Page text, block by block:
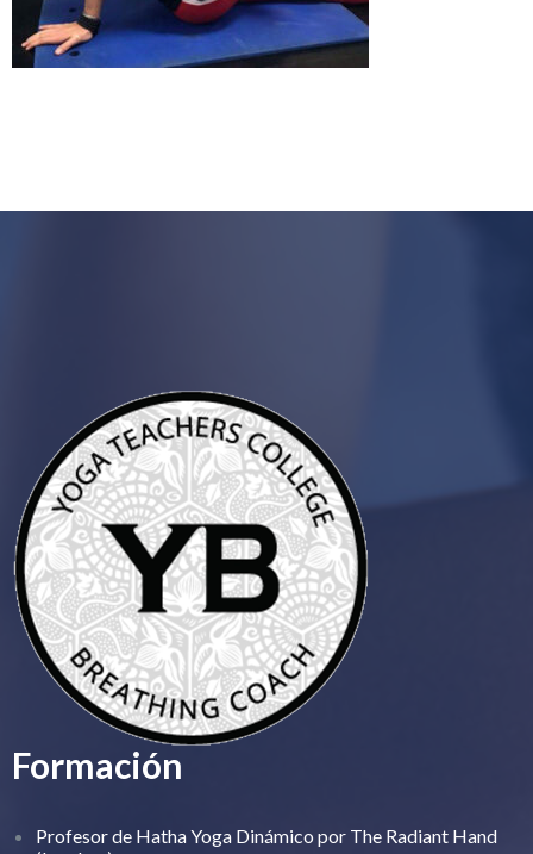
Formación
Profesor de Hatha Yoga Dinámico por The Radiant Hand